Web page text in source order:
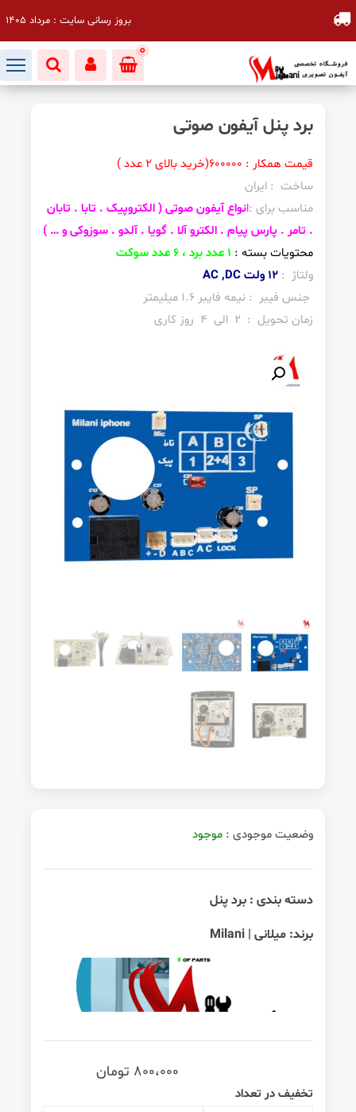
برد پنل آیفون صوتی
قیمت همکار : 600000(خرید بالای 2 عدد )
ساخت : ایران
مناسب برای :انواع آیفون صوتی ( الکتروپیک . تابا . تابان
. تامر . پارس پیام . الکترو آلا . گویا . آلدو . سوزوکی و … )
محتویات بسته : 1 عدد برد ، 6 عدد سوکت
ولتاژ :
جنس فیبر : نیمه فایبر 1.6 میلیمتر
زمان تحویل : 2 الی 4 روز کاری
وضعیت موجودی : موجود
دسته بندی : برد پنل
برند: میلانی | Milani
800،000 تومان
تخفیف در تعداد
بروز رسانی سایت : مرداد 1405
0